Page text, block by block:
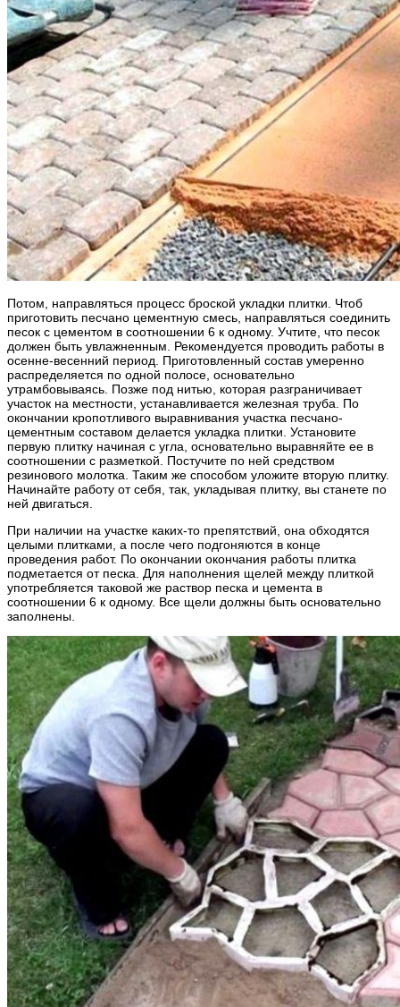
Потом, направляться процесс броской укладки плитки. Чтоб
приготовить песчано цементную смесь, направляться соединить
песок с цементом в соотношении 6 к одному. Учтите, что песок
должен быть увлажненным. Рекомендуется проводить работы в
осенне-весенний период. Приготовленный состав умеренно
распределяется по одной полосе, основательно
утрамбовываясь. Позже под нитью, которая разграничивает
участок на местности, устанавливается железная труба. По
окончании кропотливого выравнивания участка песчано-
цементным составом делается укладка плитки. Установите
первую плитку начиная с угла, основательно выравняйте ее в
соотношении с разметкой. Постучите по ней средством
резинового молотка. Таким же способом уложите вторую плитку.
Начинайте работу от себя, так, укладывая плитку, вы станете по
ней двигаться.
При наличии на участке каких-то препятствий, она обходятся
целыми плитками, а после чего подгоняются в конце
проведения работ. По окончании окончания работы плитка
подметается от песка. Для наполнения щелей между плиткой
употребляется таковой же раствор песка и цемента в
соотношении 6 к одному. Все щели должны быть основательно
заполнены.